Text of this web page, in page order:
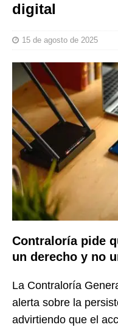
digital
15 de agosto de 2025
Contraloría pide
un derecho y no
La Contraloría
alerta sobre la
advirtiendo que el